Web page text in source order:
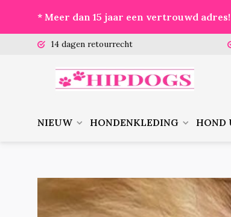
* Meer dan 15 jaar een vertrouwd
14 dagen retourrecht
NIEUW HONDENKLEDING HOND